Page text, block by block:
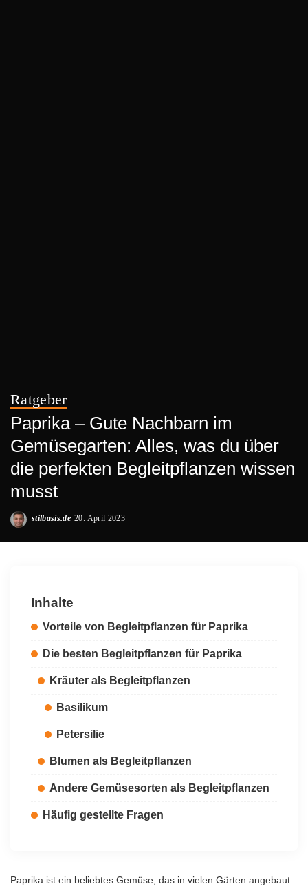
Ratgeber
Paprika – Gute Nachbarn im
Gemüsegarten: Alles, was du über
die perfekten Begleitpflanzen wissen
musst
Posted
stilbasis.de 20. April 2023
Inhalte
Vorteile von Begleitpflanzen für Paprika
Die besten Begleitpflanzen für Paprika
Kräuter als Begleitpflanzen
Basilikum
Petersilie
Blumen als Begleitpflanzen
Andere Gemüsesorten als Begleitpflanzen
Häufig gestellte Fragen
Paprika ist ein beliebtes Gemüse, das in vielen Gärten angebaut